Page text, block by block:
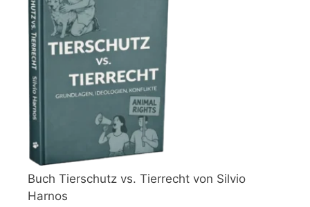
Buch Tierschutz vs. Tierrecht von Silvio
Harnos